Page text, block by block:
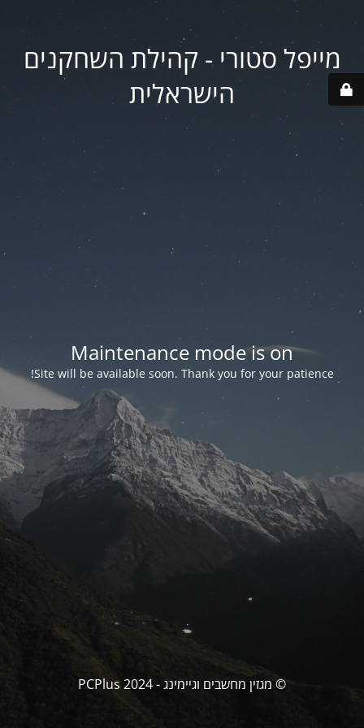
מייפל סטורי - קהילת השחקנים
הישראלית
Maintenance mode is on
Site will be available soon. Thank you for your patience!
© מגזין מחשבים וגיימינג - PCPlus 2024